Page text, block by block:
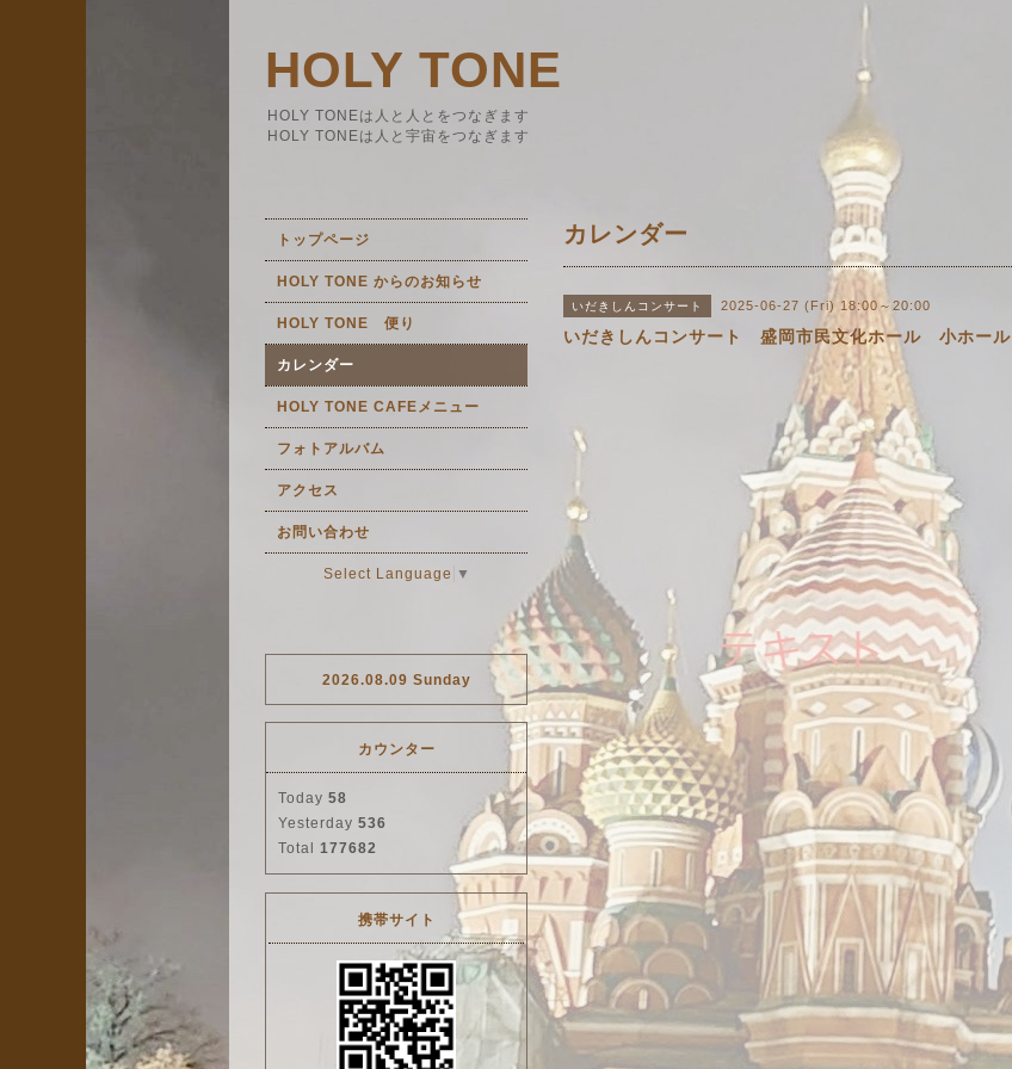
HOLY TONE
HOLY TONEは人と人とをつなぎます
HOLY TONEは人と宇宙をつなぎます
カレンダー
いだきしんコンサート 2025-06-27 (Fri) 18:00～20:00
いだきしんコンサート 盛岡市民文化ホール 小ホール
トップページ
HOLY TONE からのお知らせ
HOLY TONE 便り
カレンダー
HOLY TONE CAFEメニュー
フォトアルバム
アクセス
お問い合わせ
Select Language ▼
2026.08.09 Sunday
カウンター
Today 58
Yesterday 536
Total 177682
携帯サイト